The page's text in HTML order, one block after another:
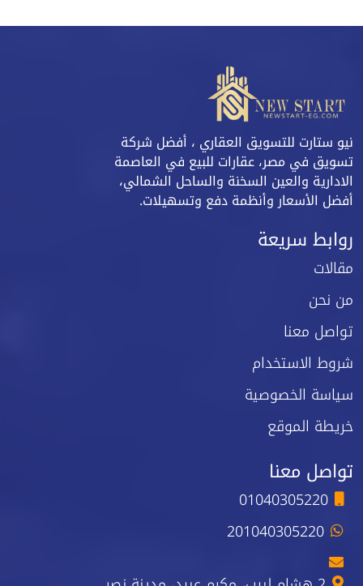
نيو ستارت للتسويق العقاري ، أفضل شركة
تسويق في مصر، عقارات للبيع في العاصمة
الادارية والعين السخنة والساحل الشمالي،
أفضل الأسعار وأنظمة دفع وتسهيلات.
روابط سريعة
مقالات
من نحن
تواصل معنا
شروط الاستخدام
سياسة الخصوصية
خريطة الموقع
تواصل معنا
01040305220
201040305220